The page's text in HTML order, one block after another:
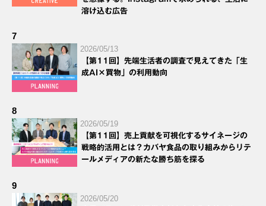
溶け込む広告
7
2026/05/13
【第11回】先端生活者の調査で見えてきた「生
成AI×買物」の利用動向
8
2026/05/19
【第11回】売上貢献を可視化するサイネージの
戦略的活用とは？カバヤ食品の取り組みからリテ
ールメディアの新たな勝ち筋を探る
9
2026/05/20